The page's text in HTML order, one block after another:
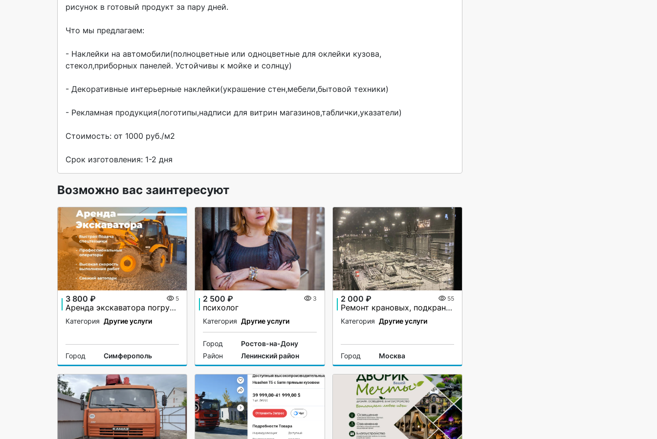
рисунок в готовый продукт за пару дней.
Что мы предлагаем:
- Наклейки на автомобили(полноцветные или одноцветные для оклейки кузова,
стекол,приборных панелей. Устойчивы к мойке и солнцу)
- Декоративные интерьерные наклейки(украшение стен,мебели,бытовой техники)
- Рекламная продукция(логотипы,надписи для витрин магазинов,таблички,указатели)
Стоимость: от 1000 руб./м2
Срок изготовления: 1-2 дня
Возможно вас заинтересуют
3 800 ₽ 5
Аренда экскаватора погрузчика JCB 5CX
Категория Другие услуги
Город Симферополь
2 500 ₽ 3
психолог
Категория Другие услуги
Город
Ростов-на-Дону
Район
Ленинский район
2 000 ₽ 55
Ремонт крановых, подкрановых путей
Категория Другие услуги
Город Москва